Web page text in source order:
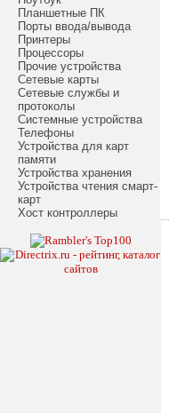
Планшетные ПК
Порты ввода/вывода
Принтеры
Процессоры
Прочие устройства
Сетевые карты
Сетевые службы и
протоколы
Системные устройства
Телефоны
Устройства для карт
памяти
Устройства хранения
Устройства чтения смарт-
карт
Хост контроллеры